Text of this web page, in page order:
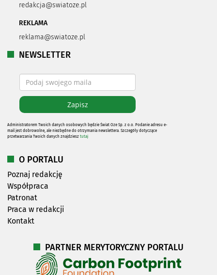
redakcja@swiatoze.pl
REKLAMA
reklama@swiatoze.pl
NEWSLETTER
Administratorem Twoich danych osobowych będzie Świat Oze Sp. z o.o. Podanie adresu e-
mail jest dobrowolne, ale niezbędne do otrzymania newslettera. Szczegóły dotyczące
przetwarzania Twoich danych znajdziesz tutaj
O PORTALU
Poznaj redakcję
Współpraca
Patronat
Praca w redakcji
Kontakt
PARTNER MERYTORYCZNY PORTALU